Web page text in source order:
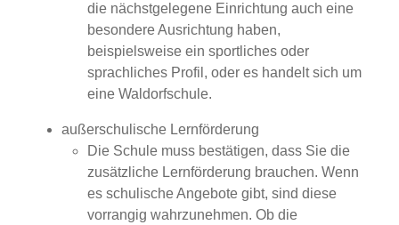
die nächstgelegene Einrichtung auch eine
besondere Ausrichtung haben,
beispielsweise ein sportliches oder
sprachliches Profil, oder es handelt sich um
eine Waldorfschule.
außerschulische Lernförderung
Die Schule muss bestätigen, dass Sie die
zusätzliche Lernförderung brauchen. Wenn
es schulische Angebote gibt, sind diese
vorrangig wahrzunehmen. Ob die